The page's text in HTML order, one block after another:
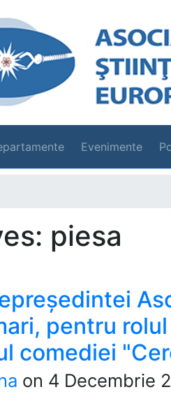
Evenimente
piesa
pentru
comediei
on 4 Decembrie